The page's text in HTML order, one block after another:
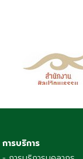
การบริการ